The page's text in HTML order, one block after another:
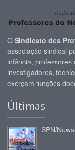
O Sindicato dos
associação sindical
infância, professores
investigadores,
exerçam funções
Últimas
SPN/